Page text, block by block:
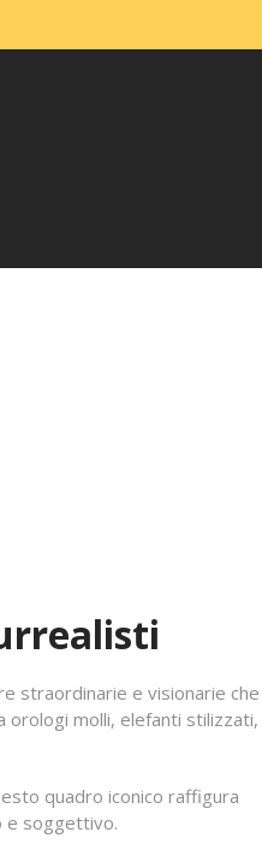
straordinarie e visionarie che
orologi molli, elefanti stilizzati,
quadro iconico raffigura
e soggettivo.